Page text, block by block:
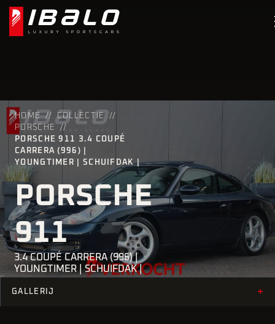
HOME
COLLECTIE
PORSCHE
PORSCHE 911 3.4 COUPÉ
CARRERA (996) |
YOUNGTIMER | SCHUIFDAK |
PORSCHE
911
3.4 COUPÉ CARRERA (996) |
YOUNGTIMER | SCHUIFDAK |
GALLERIJ +